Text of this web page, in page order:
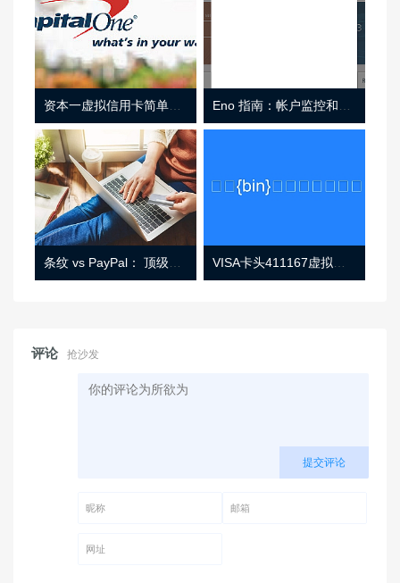
资本一虚拟信用卡简单介绍
条纹 vs PayPal： 顶级功能， 定价 （和更多！ VISA卡头411167虚拟卡基础信息
评论 抢沙发
提交评论